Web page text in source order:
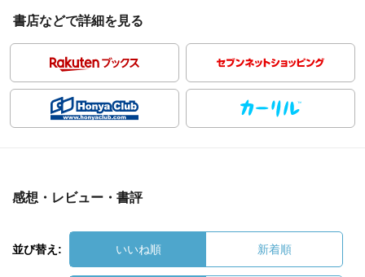
書店などで詳細を見る
感想・レビュー・書評
並び替え: いいね順 新着順